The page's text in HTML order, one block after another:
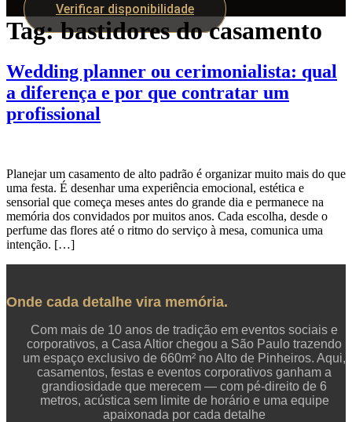
Verificar disponibilidade
Tag:bastidores do casamento
Wedding planner ou cerimonialista: qual
a diferença e por que contratar um
profissional
Planejar um casamento de alto padrão é organizar muito mais do que
uma festa. É desenhar uma experiência emocional, estética e
sensorial que começa meses antes do grande dia e permanece na
memória dos convidados por muitos anos. Cada escolha, desde o
perfume das flores até o ritmo do serviço à mesa, comunica uma
intenção. […]
Onde cada detalhe vira memória.
Com mais de 10 anos de tradição em eventos sociais e
corporativos, a Casa Altior chegou a São Paulo trazendo
um espaço exclusivo de 660m² no Alto de Pinheiros. Aqui,
casamentos, festas e eventos corporativos ganham a
grandiosidade que merecem — com pé-direito de 6
metros, acústica sem limite de horário e uma equipe
apaixonada por cada detalhe